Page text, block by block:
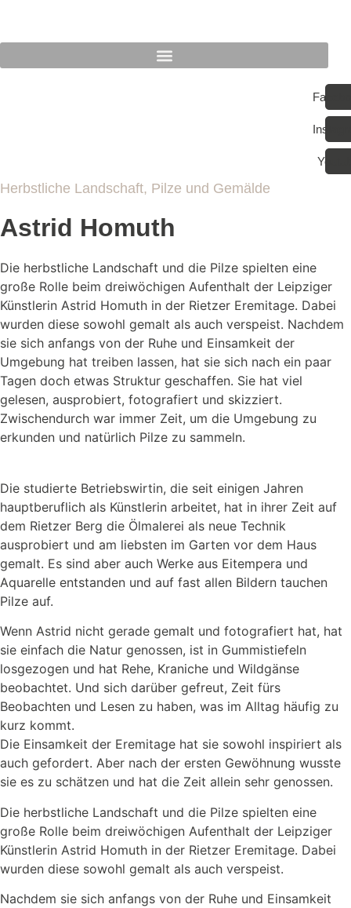
springen
Herbstliche Landschaft, Pilze und Gemälde
Astrid Homuth
Die herbstliche Landschaft und die Pilze spielten eine
große Rolle beim dreiwöchigen Aufenthalt der Leipziger
Künstlerin Astrid Homuth in der Rietzer Eremitage. Dabei
wurden diese sowohl gemalt als auch verspeist. Nachdem
sie sich anfangs von der Ruhe und Einsamkeit der
Umgebung hat treiben lassen, hat sie sich nach ein paar
Tagen doch etwas Struktur geschaffen. Sie hat viel
gelesen, ausprobiert, fotografiert und skizziert.
Zwischendurch war immer Zeit, um die Umgebung zu
erkunden und natürlich Pilze zu sammeln.
Die studierte Betriebswirtin, die seit einigen Jahren
hauptberuflich als Künstlerin arbeitet, hat in ihrer Zeit auf
dem Rietzer Berg die Ölmalerei als neue Technik
ausprobiert und am liebsten im Garten vor dem Haus
gemalt. Es sind aber auch Werke aus Eitempera und
Aquarelle entstanden und auf fast allen Bildern tauchen
Pilze auf.
Wenn Astrid nicht gerade gemalt und fotografiert hat, hat
sie einfach die Natur genossen, ist in Gummistiefeln
losgezogen und hat Rehe, Kraniche und Wildgänse
beobachtet. Und sich darüber gefreut, Zeit fürs
Beobachten und Lesen zu haben, was im Alltag häufig zu
kurz kommt.
Die Einsamkeit der Eremitage hat sie sowohl inspiriert als
auch gefordert. Aber nach der ersten Gewöhnung wusste
sie es zu schätzen und hat die Zeit allein sehr genossen.
Die herbstliche Landschaft und die Pilze spielten eine
große Rolle beim dreiwöchigen Aufenthalt der Leipziger
Künstlerin Astrid Homuth in der Rietzer Eremitage. Dabei
wurden diese sowohl gemalt als auch verspeist.
Nachdem sie sich anfangs von der Ruhe und Einsamkeit